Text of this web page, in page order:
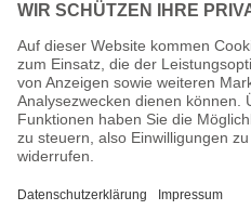
Informationen
Newsletter